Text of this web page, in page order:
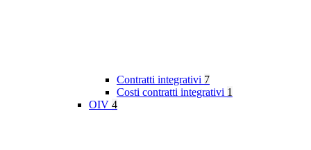
Contratti integrativi 7
Costi contratti integrativi 1
OIV 4